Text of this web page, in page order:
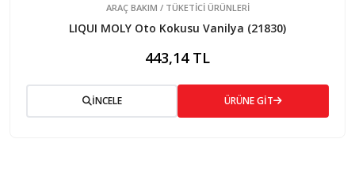
ARAÇ BAKIM / TÜKETİCİ ÜRÜNLERİ
LIQUI MOLY Oto Kokusu Vanilya (21830)
443,14 TL
İNCELE ÜRÜNE GİT